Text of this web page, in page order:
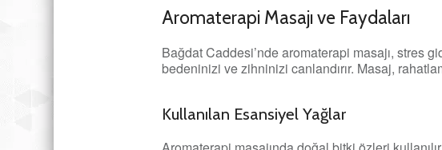
Aromaterapi Masajı ve Faydaları
Bağdat Caddesi’nde aromaterapi masajı, stres
bedeninizi ve zihninizi canlandırır. Masaj,
Kullanılan Esansiyel Yağlar